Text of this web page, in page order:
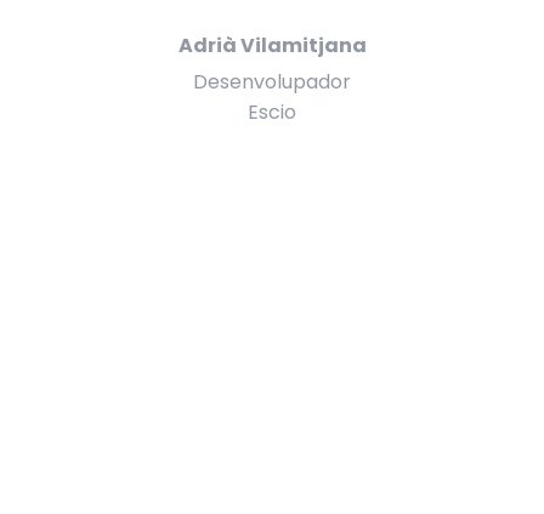
Adrià Vilamitjana
Desenvolupador
Escio